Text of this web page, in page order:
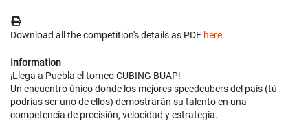
Download all the competition's details as PDF here.
Information
¡Llega a Puebla el torneo CUBING BUAP!
Un encuentro único donde los mejores speedcubers del país (tú
podrías ser uno de ellos) demostrarán su talento en una
competencia de precisión, velocidad y estrategia.